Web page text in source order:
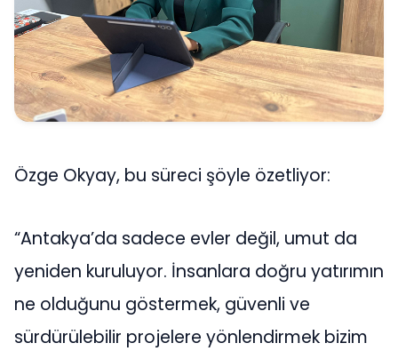
Özge Okyay, bu süreci şöyle özetliyor:
“Antakya’da sadece evler değil, umut da
yeniden kuruluyor. İnsanlara doğru yatırımın
ne olduğunu göstermek, güvenli ve
sürdürülebilir projelere yönlendirmek bizim